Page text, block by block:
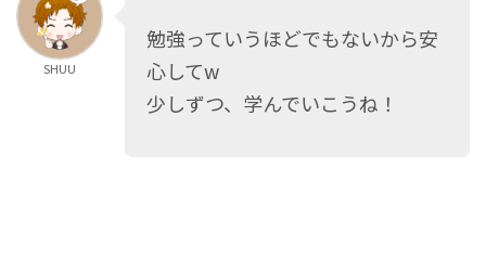
SHUU
勉強っていうほどでもないから安
心してw
少しずつ、学んでいこうね！